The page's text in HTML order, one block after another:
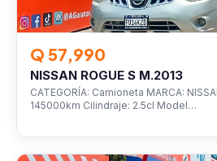
Q 57,990
NISSAN ROGUE S M.2013
CATEGORÍA: Camioneta MARCA:
145000km Cilindraje: 2.5cl Model…